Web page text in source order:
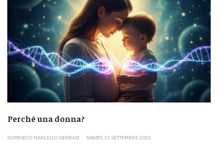
Perché una donna?
DOMENICO MARCELLO GERBASI SABATO 13 SETTEMBRE 2025